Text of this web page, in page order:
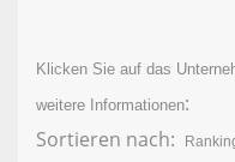
Klicken Sie auf das
weitere Informationen:
Sortieren nach: